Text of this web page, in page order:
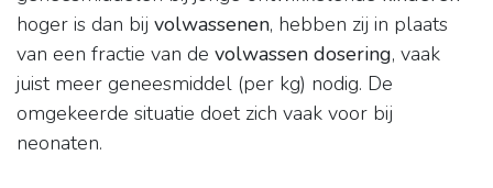
hoger is dan bij volwassenen, hebben zij in plaats
van een fractie van de volwassen dosering, vaak
juist meer geneesmiddel (per kg) nodig. De
omgekeerde situatie doet zich vaak voor bij
neonaten.